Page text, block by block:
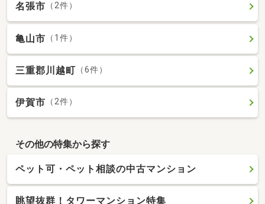
名張市 （2件）
亀山市 （1件）
三重郡川越町 （6件）
伊賀市 （2件）
その他の特集から探す
ペット可・ペット相談の中古マンション
眺望抜群！タワーマンション特集